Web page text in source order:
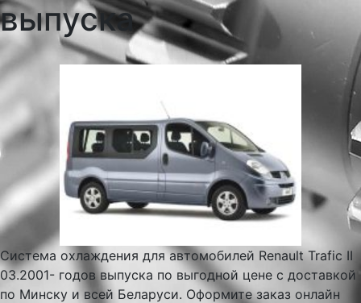
выпуска
Система охлаждения для автомобилей Renault Trafic II
03.2001- годов выпуска по выгодной цене с доставкой
по Минску и всей Беларуси. Оформите заказ онлайн